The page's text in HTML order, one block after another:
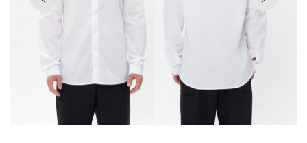
РУБАШКА КЛАССИКА
Классическая мужская рубашка прямого
силуэта. Естественная линия плеча.
Рубашечный воротник с отрезной стойкой.
Застежка в виде планки с петлями и
пуговицами. Фигурная линия низа.